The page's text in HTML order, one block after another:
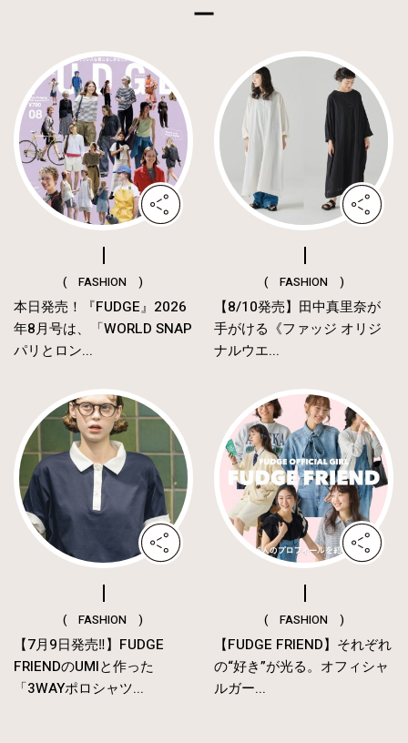
( FASHION )
本日発売！『FUDGE』2026
年8月号は、「WORLD SNAP
パリとロン...
( FASHION )
【8/10発売】田中真里奈が
手がける《ファッジ オリジ
ナルウエ...
( FASHION )
【7月9日発売‼︎】FUDGE
FRIENDのUMIと作った
「3WAYポロシャツ...
( FASHION )
【FUDGE FRIEND】それぞれ
の“好き”が光る。オフィシャ
ルガー...